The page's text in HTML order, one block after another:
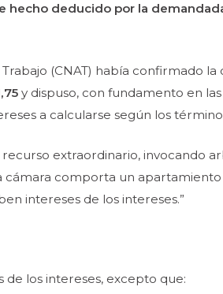
hecho deducido por la
(CNAT) había confirmado
y dispuso, con fundamento en
a calcularse según los
extraordinario, invocando
cámara comporta un
intereses de los intereses.”
de los intereses, excepto que: